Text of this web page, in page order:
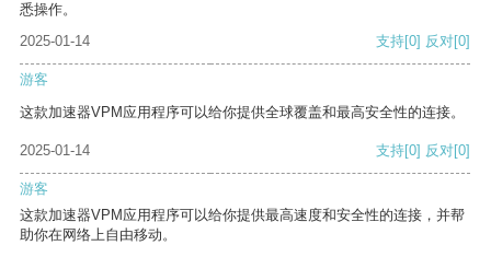
悉操作。
2025-01-14
支持[0] 反对[0]
游客
这款加速器VPM应用程序可以给你提供全球覆盖和最高安全性的连接。
2025-01-14 支持[0] 反对[0]
游客
这款加速器VPM应用程序可以给你提供最高速度和安全性的连接，并帮
助你在网络上自由移动。